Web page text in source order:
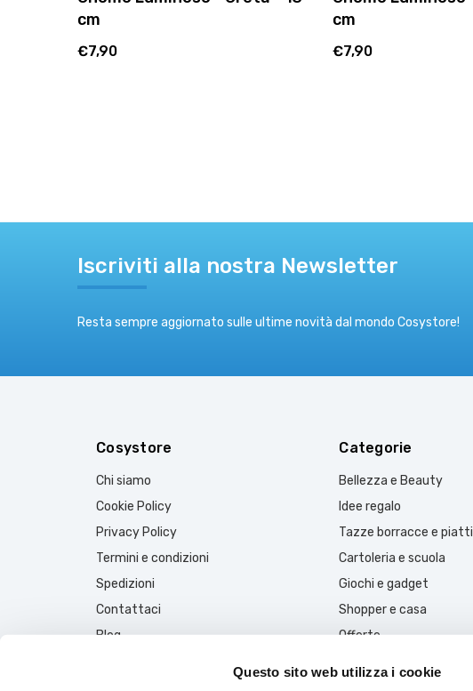
Questo sito web utilizza i cookie
Iscriviti alla nostra Newsletter
Resta sempre aggiornato sulle ultime novità dal mondo Cosystore!
Cosystore
Chi siamo
Cookie Policy
Privacy Policy
Termini e condizioni
Spedizioni
Contattaci
Blog
Categorie
Bellezza e Beauty
Idee regalo
Tazze borracce e piatti
Cartoleria e scuola
Giochi e gadget
Shopper e casa
Offerte